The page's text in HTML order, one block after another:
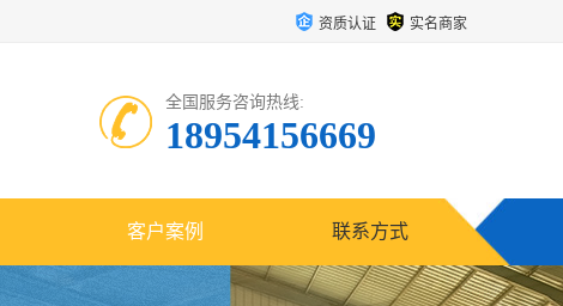
资质认证 实名商家
全国服务咨询热线:
18954156669
客户案例 联系方式